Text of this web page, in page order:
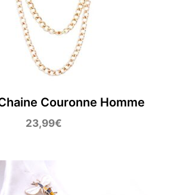
Couronne Homme
23,99€